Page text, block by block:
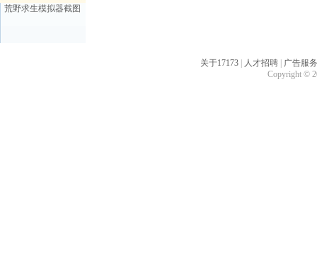
荒野求生模拟器截图
关于17173 人才招聘
广告服务
Copyright ©